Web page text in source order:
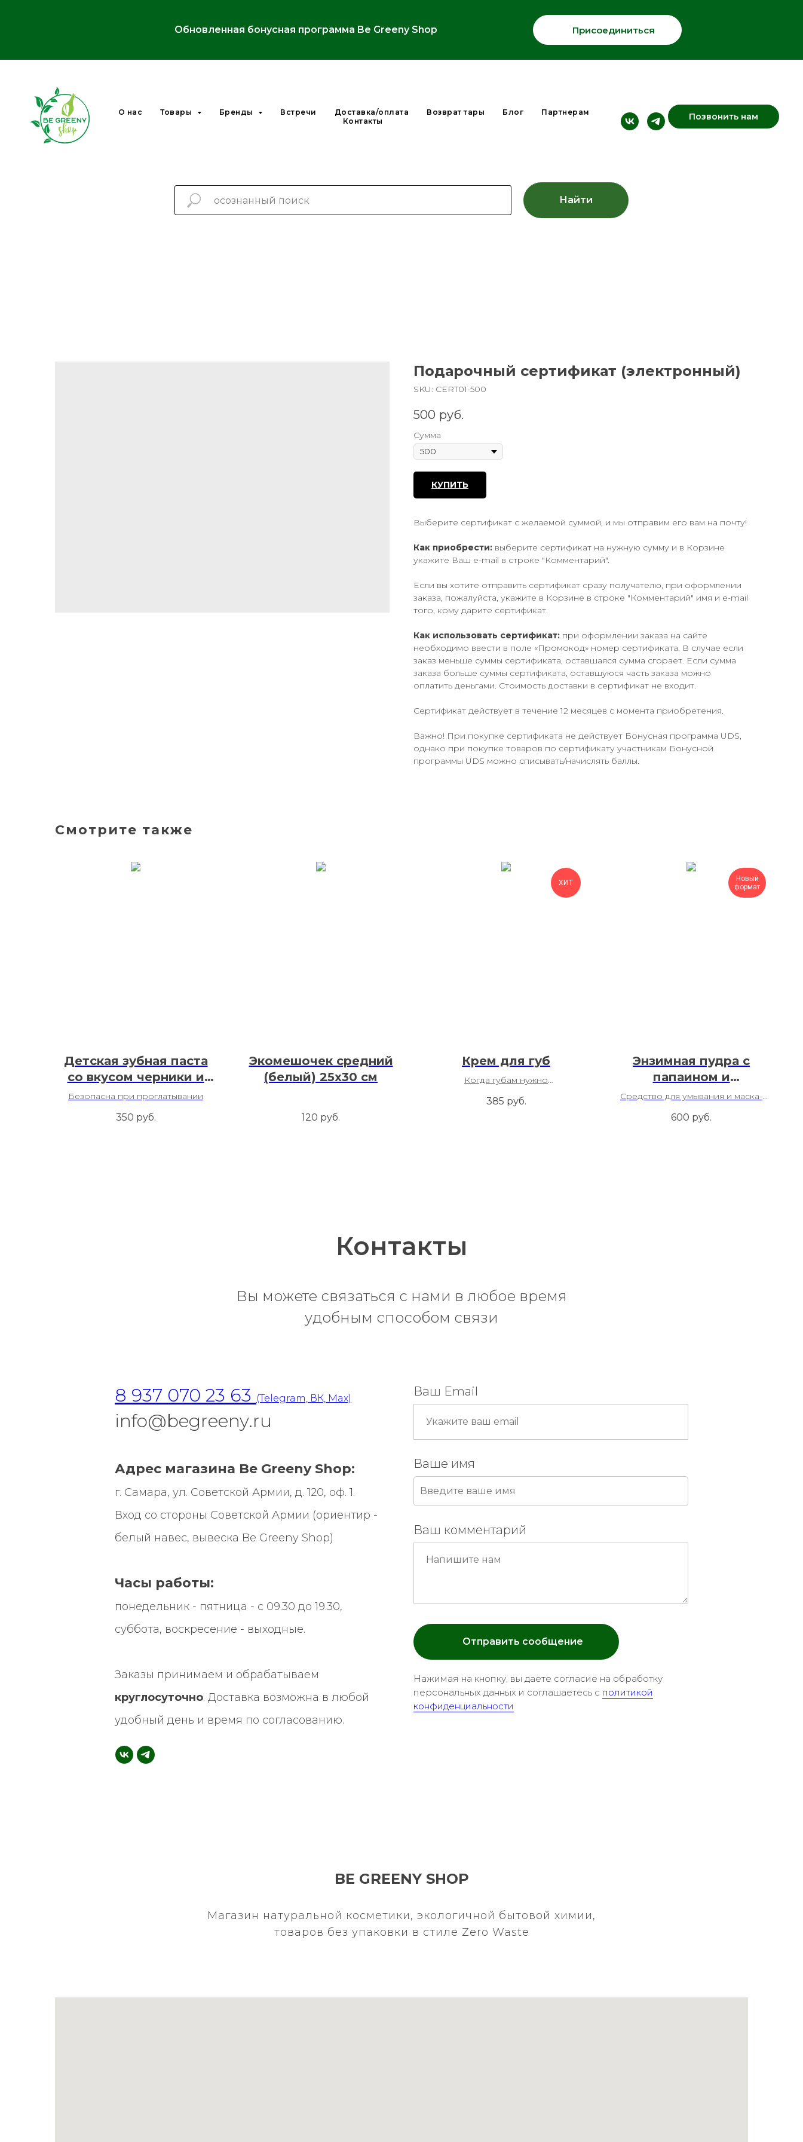
Обновленная бонусная программа Be Greeny Shop Присоединиться
О нас Товары Бренды Встречи Доставка/оплата Возврат тары Блог
Партнерам
Контакты
Позвонить нам
Найти
Подарочный сертификат (электронный)
SKU: CERT01-500
500 руб.
Сумма
КУПИТЬ
Выберите сертификат с желаемой суммой, и мы отправим его вам на почту!
Как приобрести: выберите сертификат на нужную сумму и в Корзине
укажите Ваш e-mail в строке "Комментарий".
Если вы хотите отправить сертификат сразу получателю, при оформлении
заказа, пожалуйста, укажите в Корзине в строке "Комментарий" имя и e-mail
того, кому дарите сертификат.
Как использовать сертификат: при оформлении заказа на сайте
необходимо ввести в поле «Промокод» номер сертификата. В случае если
заказ меньше суммы сертификата, оставшаяся сумма сгорает. Если сумма
заказа больше суммы сертификата, оставшуюся часть заказа можно
оплатить деньгами. Стоимость доставки в сертификат не входит.
Сертификат действует в течение 12 месяцев с момента приобретения.
Важно! При покупке сертификата не действует Бонусная программа UDS,
однако при покупке товаров по сертификату участникам Бонусной
программы UDS можно списывать/начислять баллы.
Смотрите также
Детская зубная паста
со вкусом черники и
мяты 3+
Безопасна при проглатывании
350 руб.
Экомешочек средний
(белый) 25х30 см
120 руб.
ХИТ
Крем для губ
Когда губам нужно
385 руб.
Новый
формат
Энзимная пудра с
папаином и
аллантоином
Средство для умывания и маска-
600 руб.
Контакты
Вы можете связаться с нами в любое время
удобным способом связи
8 937 070 23 63 (Telegram, ВК, Max)
info@begreeny.ru
Адрес магазина Be Greeny Shop:
г. Самара, ул. Советской Армии, д. 120, оф. 1.
Вход со стороны Советской Армии (ориентир -
белый навес, вывеска Be Greeny Shop)
Часы работы:
понедельник - пятница - с 09.30 до 19.30,
суббота, воскресение - выходные.
Заказы принимаем и обрабатываем
круглосуточно. Доставка возможна в любой
удобный день и время по согласованию.
Ваш Email
Ваше имя
Ваш комментарий
Отправить сообщение
Нажимая на кнопку, вы даете согласие на обработку
персональных данных и соглашаетесь c политикой
конфиденциальности
BE GREENY SHOP
Магазин натуральной косметики, экологичной бытовой химии,
товаров без упаковки в стиле Zero Waste